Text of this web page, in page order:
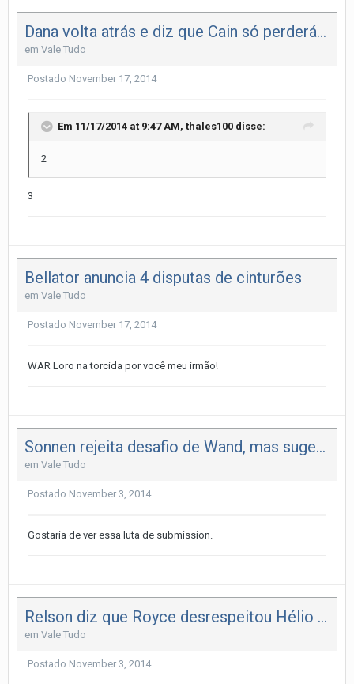
Dana volta atrás e diz que Cain só perderá título em caso de nova lesã
em Vale Tudo
Postado November 17, 2014
Em 11/17/2014 at 9:47 AM, thales100 disse:
2
3
Bellator anuncia 4 disputas de cinturões
em Vale Tudo
Postado November 17, 2014
WAR Loro na torcida por você meu irmão!
Sonnen rejeita desafio de Wand, mas sugere duelo no Metamoris
em Vale Tudo
Postado November 3, 2014
Gostaria de ver essa luta de submission.
Relson diz que Royce desrespeitou Hélio Gracie e elege os seis membros
em Vale Tudo
Postado November 3, 2014